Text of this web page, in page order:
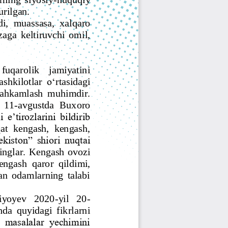
Jurnal Yordamchisi
Onlayn